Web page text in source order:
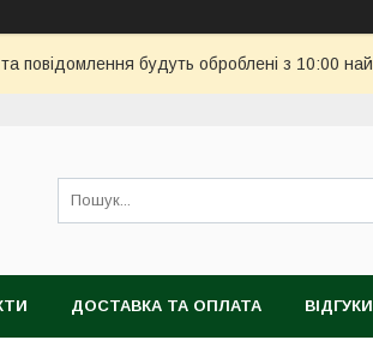
повідомлення будуть оброблені з 10:00
ДОСТАВКА ТА ОПЛАТА ВІДГУКИ